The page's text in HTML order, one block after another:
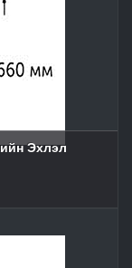
Эхлэл